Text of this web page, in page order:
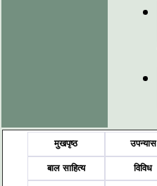
मुखपृष्ठ उपन्यास
बाल साहित्य विविध